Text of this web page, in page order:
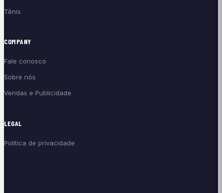
Tênis
COMPANY
Fale conosco
Sobre nós
Vendas e Publicidade
LEGAL
Política de privacidade